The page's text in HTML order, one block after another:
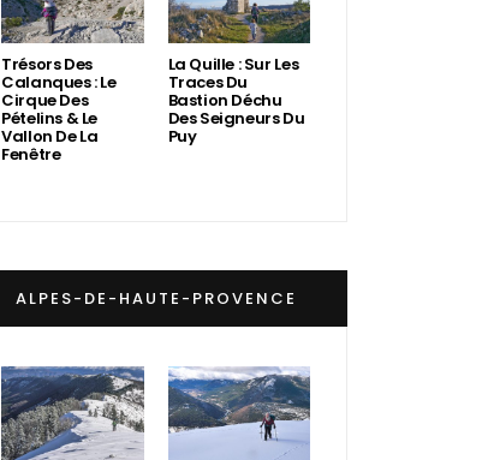
Trésors Des
Calanques : Le
Cirque Des
Pételins & Le
Vallon De La
Fenêtre
La Quille : Sur Les
Traces Du
Bastion Déchu
Des Seigneurs Du
Puy
ALPES-DE-HAUTE-PROVENCE